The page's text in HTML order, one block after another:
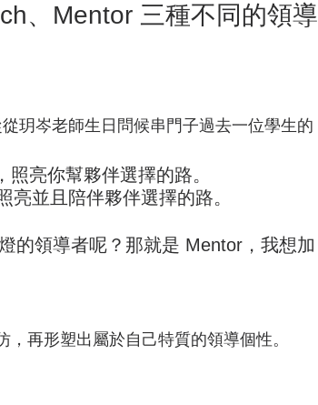
、Mentor 三種不同的領導
玥岑老師生日問候串門子過去一位學生的
亮你幫夥伴選擇的路。
並且陪伴夥伴選擇的路。
的領導者呢？那就是 Mentor，我想加
再形塑出屬於自己特質的領導個性。